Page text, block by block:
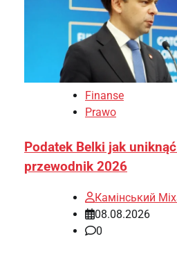
Finanse
Prawo
Podatek Belki jak
przewodnik 2026
Камінський
08.08.2026
0